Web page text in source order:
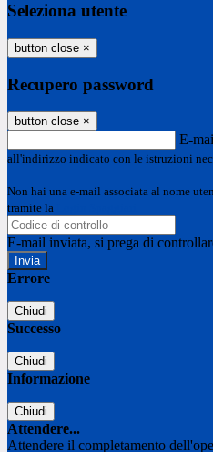
Seleziona utente
button close ×
Recupero password
button close ×
E-
all'indirizzo indicato con le istruzioni
Non hai una e-mail associata al nome
tramite la
E-mail inviata, si prega di
Errore
Chiudi
Successo
Chiudi
Informazione
Chiudi
Attendere...
Attendere il completamento